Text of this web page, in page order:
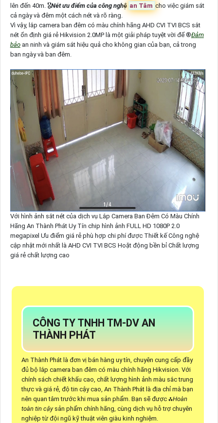
lên đến 40m. 🎖️Nét ưu điểm của công nghệ an Tâm cho việc giám sát
cả ngày và đêm một cách nét và rõ ràng.
Vì vậy, lắp camera ban đêm có màu chính hãng AHD CVI TVI BCS sắt
nét ổn định giá rẻ Hikvision 2.0MP là một giải pháp tuyệt vời để ®️Đảm
bảoan ninh và giám sát hiệu quả cho không gian của bạn, cả trong
ban ngày và ban đêm.
Với hình ảnh sắt nét của dịch vụ Lắp Camera Ban Đêm Có Màu Chính
Hãng An Thành Phát Uy Tín chip hình ảnh FULL HD 1080P 2.0
megapixel Ưu điểm giá rẻ phù hợp chi phí được Thiết kế Công nghệ
cập nhật mới nhất là AHD CVI TVI BCS Hoặt động bền bỉ Chất lượng
giá rẻ chất lượng cao
CÔNG TY TNHH TM-DV AN
THÀNH PHÁT
An Thành Phát là đơn vị bán hàng uy tín, chuyên cung cấp đầy
đủ bộ lắp camera ban đêm có màu chính hãng Hikvision. Với
chính sách chiết khấu cao, chất lượng hình ảnh màu sắc trung
thực và giá rẻ, độ tin cậy cao, An Thành Phát là địa chỉ mà bạn
nên quan tâm trước khi mua sản phẩm. Bạn sẽ được ⁂Hoàn
toàn tin cậysản phẩm chính hãng, cùng dịch vụ hỗ trợ chuyên
nghiệp từ đội ngũ kỹ thuật viên giàu kinh nghiệm.